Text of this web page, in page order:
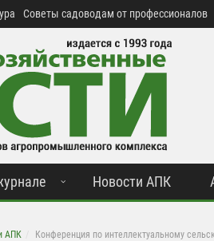
Советы садоводам от профессионалов
Новости АПК
АПК Конференция по интеллектуальному